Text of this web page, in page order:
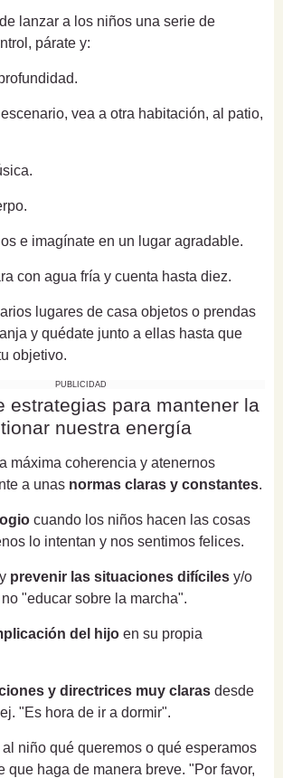
lanzar a los niños una serie de
párate y:
vea a otra habitación, al patio,
e imagínate en un lugar agradable.
con agua fría y cuenta hasta diez.
lugares de casa objetos o prendas
y quédate junto a ellas hasta que
objetivo.
PUBLICIDAD
estrategias para mantener la
nuestra energía
máxima coherencia y atenernos
a unas normas claras y constantes.
cuando los niños hacen las cosas
lo intentan y nos sentimos felices.
prevenir las situaciones difíciles y/o
"educar sobre la marcha".
del hijo en su propia
y directrices muy claras desde
"Es hora de ir a dormir".
al niño qué queremos o qué esperamos
que haga de manera breve. "Por favor,